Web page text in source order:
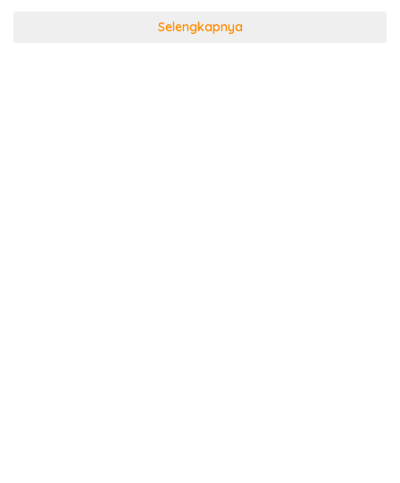
Selengkapnya